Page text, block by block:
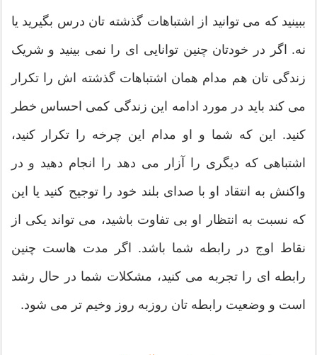
ببینید که می توانید از اشتباهات گذشته تان درس بگیرید یا
نه. اگر در خودتان چنین توانایی ای را نمی بینید و شریک
زندگی تان هم مدام همان اشتباهات گذشته اش را تکرار
می کند باید در مورد ادامه این زندگی کمی احساس خطر
کنید. این که شما و او مدام این چرخه را تکرار کنید،
اشتباهی که دیگری را آزار می دهد را انجام دهید و در
واکنش به انتقاد او با صدای بلند خود را توجیح کنید یا این
که نسبت به انتظار او بی تفاوت باشید، می تواند یکی از
نقاط اوج در رابطه شما باشد. اگر مدت هاست چنین
رابطه ای را تجربه می کنید، مشکلات شما در حال رشد
است و وضعیت رابطه تان روزبه روز وخیم تر می شود.